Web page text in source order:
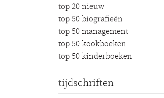
top 20 nieuw
top 50 biografieën
top 50 management
top 50 kookboeken
top 50 kinderboeken
tijdschriften